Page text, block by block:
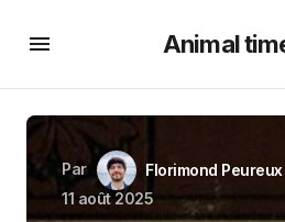
Animal
Par
Florimond Peureux
11 août 2025